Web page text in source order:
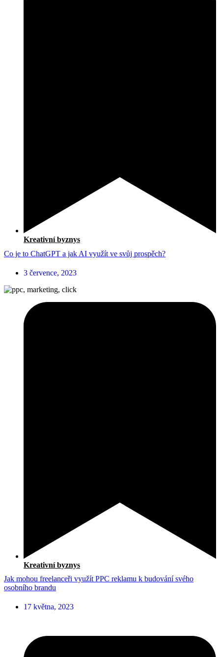
Kreativní byznys
Co je to ChatGPT a jak AI využít ve svůj prospěch?
3 července, 2023
Kreativní byznys
Jak mohou freelanceři využít PPC reklamu k budování svého
osobního brandu
17 května, 2023